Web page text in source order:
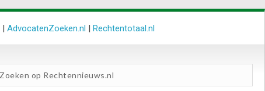
| AdvocatenZoeken.nl | Rechtentotaal.nl